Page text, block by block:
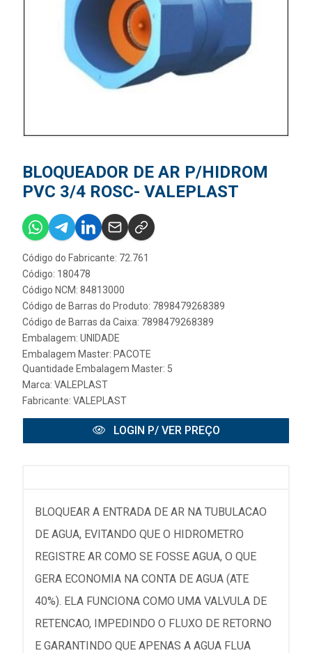
BLOQUEADOR DE AR P/HIDROM
PVC 3/4 ROSC- VALEPLAST
Código do Fabricante: 72.761
Código: 180478
Código NCM: 84813000
Código de Barras do Produto: 7898479268389
Código de Barras da Caixa: 7898479268389
Embalagem: UNIDADE
Embalagem Master: PACOTE
Quantidade Embalagem Master: 5
Marca: VALEPLAST
Fabricante: VALEPLAST
LOGIN P/ VER PREÇO
BLOQUEAR A ENTRADA DE AR NA TUBULACAO
DE AGUA, EVITANDO QUE O HIDROMETRO
REGISTRE AR COMO SE FOSSE AGUA, O QUE
GERA ECONOMIA NA CONTA DE AGUA (ATE
40%). ELA FUNCIONA COMO UMA VALVULA DE
RETENCAO, IMPEDINDO O FLUXO DE RETORNO
E GARANTINDO QUE APENAS A AGUA FLUA